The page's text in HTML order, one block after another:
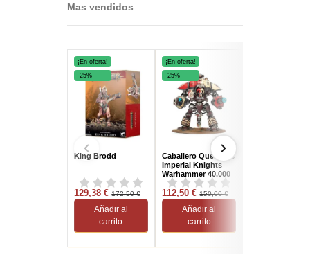
Mas vendidos
¡En oferta!
-25%
King Brodd
129,38 €172,50 €
Añadir al
carrito
¡En oferta!
-25%
Caballero Questoris
Imperial Knights
Warhammer 40.000
112,50 €150,00 €
Añadir al
carrito